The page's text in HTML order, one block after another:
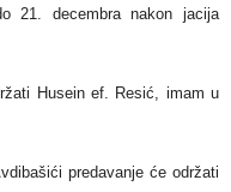
21. decembra nakon jacija
Husein ef. Resić, imam u
predavanje će održati